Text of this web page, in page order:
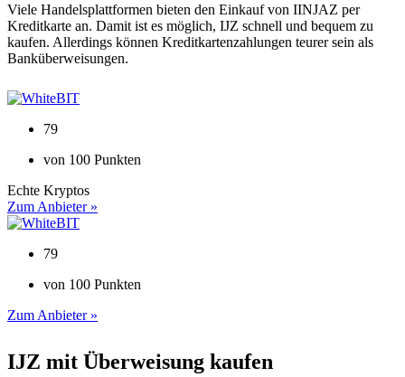
Viele Handelsplattformen bieten den Einkauf von IINJAZ per
Kreditkarte an. Damit ist es möglich, IJZ schnell und bequem zu
kaufen. Allerdings können Kreditkartenzahlungen teurer sein als
Banküberweisungen.
79
von 100 Punkten
Echte Kryptos
Zum Anbieter »
79
von 100 Punkten
Zum Anbieter »
IJZ mit Überweisung kaufen